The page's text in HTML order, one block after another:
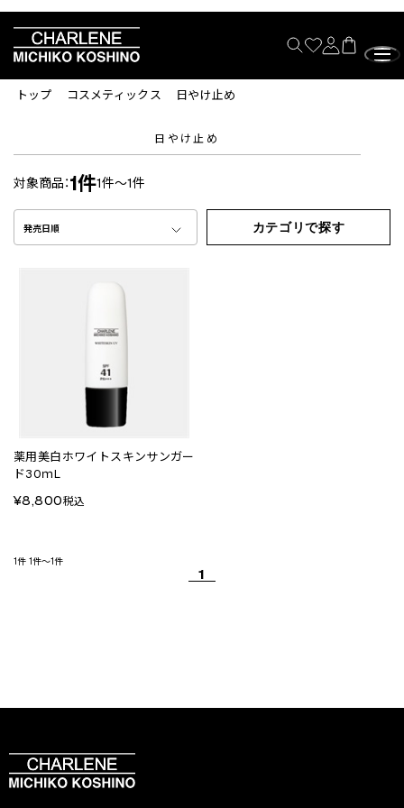
トップ コスメティックス 日やけ止め
日やけ止め
対象商品：1件1件～1件
発売日順 カテゴリで探す
薬用美白ホワイトスキンサンガー
ド30ｍL
¥8,800税込
1件 1件～1件
1